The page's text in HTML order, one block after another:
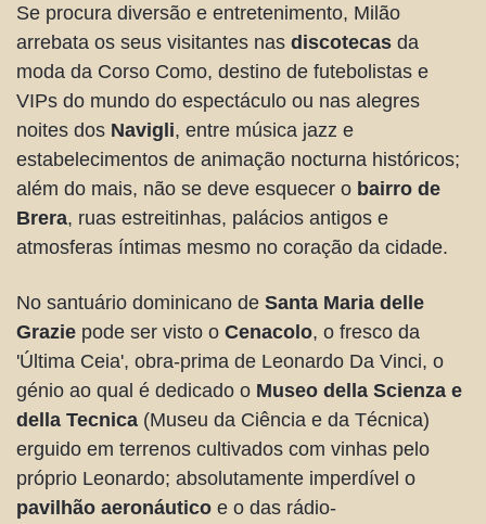
Se procura diversão e entretenimento, Milão
arrebata os seus visitantes nas discotecas da
moda da Corso Como, destino de futebolistas e
VIPs do mundo do espectáculo ou nas alegres
noites dos Navigli, entre música jazz e
estabelecimentos de animação nocturna históricos;
além do mais, não se deve esquecer o bairro de
Brera, ruas estreitinhas, palácios antigos e
atmosferas íntimas mesmo no coração da cidade.
No santuário dominicano de Santa Maria delle
Grazie pode ser visto o Cenacolo, o fresco da
'Última Ceia', obra-prima de Leonardo Da Vinci, o
génio ao qual é dedicado o Museo della Scienza e
della Tecnica (Museu da Ciência e da Técnica)
erguido em terrenos cultivados com vinhas pelo
próprio Leonardo; absolutamente imperdível o
pavilhão aeronáutico e o das rádio-